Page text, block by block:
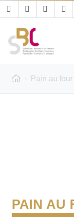
Pain au
PAIN AU